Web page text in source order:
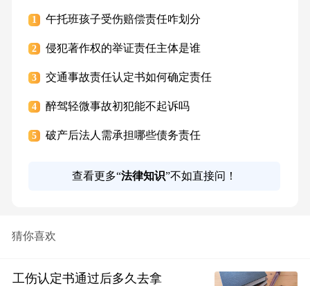
1 午托班孩子受伤赔偿责任咋划分
2 侵犯著作权的举证责任主体是谁
3 交通事故责任认定书如何确定责任
4 醉驾轻微事故初犯能不起诉吗
5 破产后法人需承担哪些债务责任
查看更多“法律知识”不如直接问！
猜你喜欢
工伤认定书通过后多久去拿